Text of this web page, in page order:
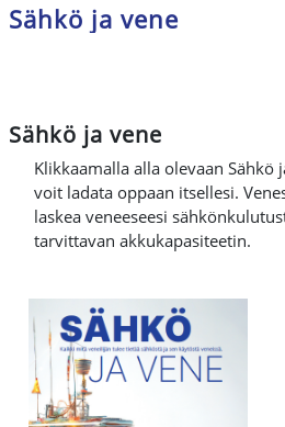
Sähkö ja vene
Sähkö ja vene
Klikkaamalla alla olevaan Sähkö
voit ladata oppaan itsellesi.
laskea veneeseesi
tarvittavan akkukapasiteetin.